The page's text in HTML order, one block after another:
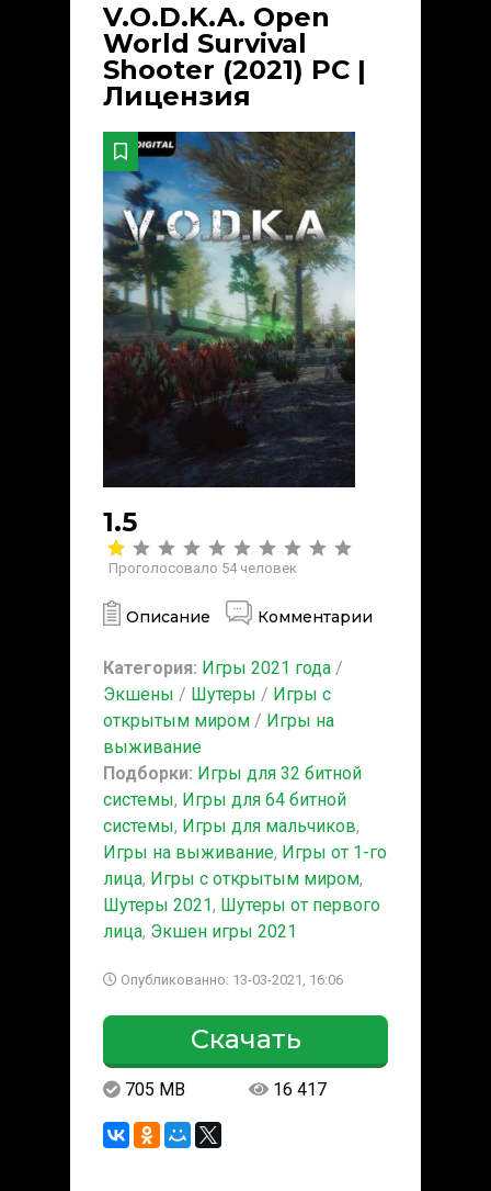
V.O.D.K.A. Open
World Survival
Shooter (2021) PC |
Лицензия
1.5
Проголосовало 54человек
Описание Комментарии
Категория: Игры 2021 года /
Экшены / Шутеры / Игры с
открытым миром / Игры на
выживание
Подборки: Игры для 32 битной
системы, Игры для 64 битной
системы, Игры для мальчиков,
Игры на выживание, Игры от 1-го
лица, Игры с открытым миром,
Шутеры 2021, Шутеры от первого
лица, Экшен игры 2021
Опубликованно: 13-03-2021, 16:06
Скачать
705 MB 16 417